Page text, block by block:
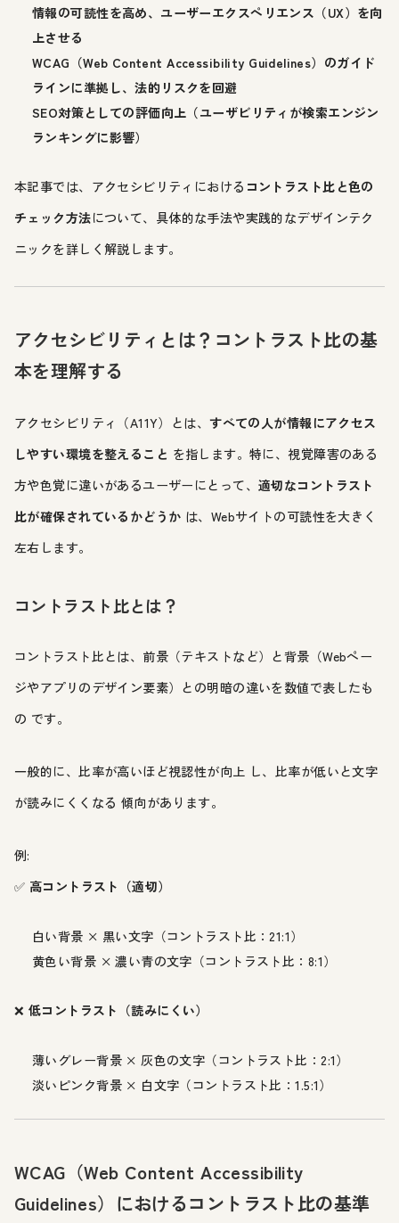
情報の可読性を高め、ユーザーエクスペリエンス（UX）を向
上させる
WCAG（Web Content Accessibility Guidelines）のガイド
ラインに準拠し、法的リスクを回避
SEO対策としての評価向上（ユーザビリティが検索エンジン
ランキングに影響）
本記事では、アクセシビリティにおける コントラスト比と色の
チェック方法について、具体的な手法や実践的なデザインテク
ニックを詳しく解説します。
アクセシビリティとは？コントラスト比の基
本を理解する
アクセシビリティ（A11Y）とは、すべての人が情報にアクセス
しやすい環境を整えること を指します。特に、視覚障害のある
方や色覚に違いがあるユーザーにとって、適切なコントラスト
比が確保されているかどうか は、Webサイトの可読性を大きく
左右します。
コントラスト比とは？
コントラスト比とは、前景（テキストなど）と背景（Webペー
ジやアプリのデザイン要素）との明暗の違いを数値で表したも
の です。
一般的に、比率が高いほど視認性が向上 し、比率が低いと文字
が読みにくくなる 傾向があります。
例:
✅ 高コントラスト（適切）
白い背景 × 黒い文字（コントラスト比：21:1）
黄色い背景 × 濃い青の文字（コントラスト比：8:1）
❌ 低コントラスト（読みにくい）
薄いグレー背景 × 灰色の文字（コントラスト比：2:1）
淡いピンク背景 × 白文字（コントラスト比：1.5:1）
WCAG（Web Content Accessibility
Guidelines）におけるコントラスト比の基準